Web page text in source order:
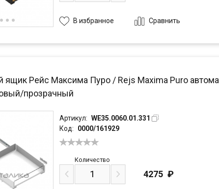
В избранное Сравнить
ящик Рейс Максима Пуро / Rejs Maxima Puro
прозрачный
Артикул: WE35.0060.01.331
Код:
0000/161929
Количество
4275 ₽